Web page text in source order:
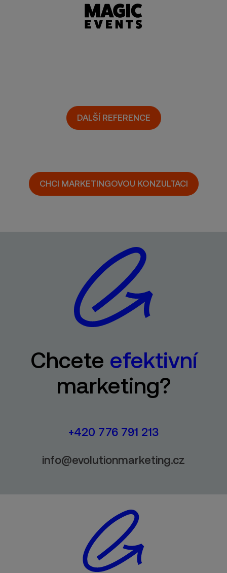
DALŠÍ REFERENCE
CHCI MARKETINGOVOU KONZULTACI
Chcete efektivní
marketing?
+420 776 791 213
info@evolutionmarketing.cz